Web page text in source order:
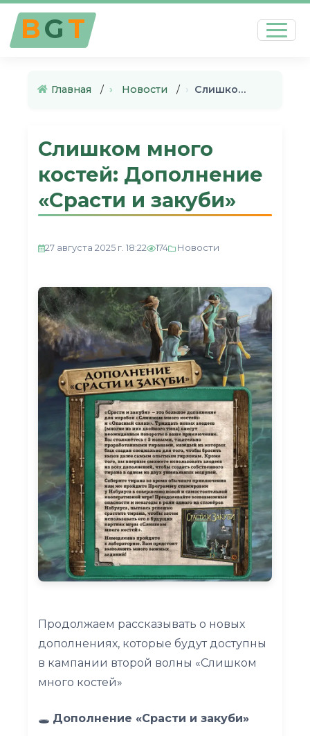
BGT
Главная › Новости › Слишком много костей: Дополне…
Слишком много
костей: Дополнение
«Срасти и закуби»
27 августа 2025 г. 18:22 174 Новости
Продолжаем рассказывать о новых
дополнениях, которые будут доступны
в кампании второй волны «Слишком
много костей»
🕳 Дополнение «Срасти и закуби»